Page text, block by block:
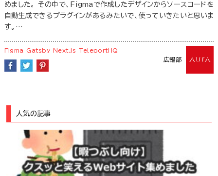
めました。 その中で、Figmaで作成したデザインからソースコードを
自動生成できるプラグインがあるみたいで、使っていきたいと思いま
す。…
広報部
Figma Gatsby Next.js TeleportHQ
人気の記事